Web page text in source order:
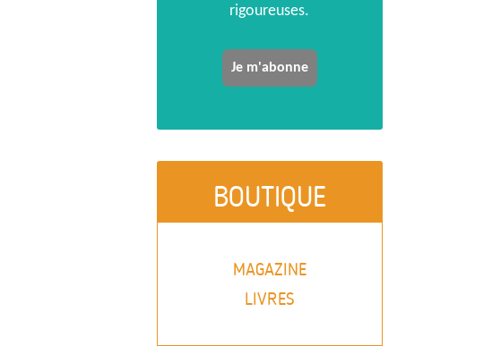
rigoureuses.
Je m'abonne
BOUTIQUE
MAGAZINE
LIVRES